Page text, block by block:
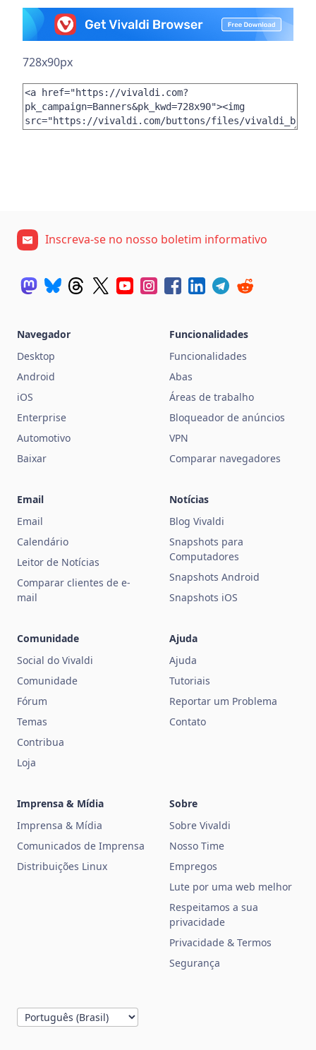
728x90px
Inscreva-se no nosso boletim informativo
Navegador
Desktop
Android
iOS
Enterprise
Automotivo
Baixar
Funcionalidades
Funcionalidades
Abas
Áreas de trabalho
Bloqueador de anúncios
VPN
Comparar navegadores
Email
Email
Calendário
Leitor de Notícias
Comparar clientes de e-
mail
Notícias
Blog Vivaldi
Snapshots para
Computadores
Snapshots Android
Snapshots iOS
Comunidade
Social do Vivaldi
Comunidade
Fórum
Temas
Contribua
Loja
Ajuda
Ajuda
Tutoriais
Reportar um Problema
Contato
Imprensa & Mídia
Imprensa & Mídia
Comunicados de Imprensa
Distribuições Linux
Sobre
Sobre Vivaldi
Nosso Time
Empregos
Lute por uma web melhor
Respeitamos a sua
privacidade
Privacidade & Termos
Segurança